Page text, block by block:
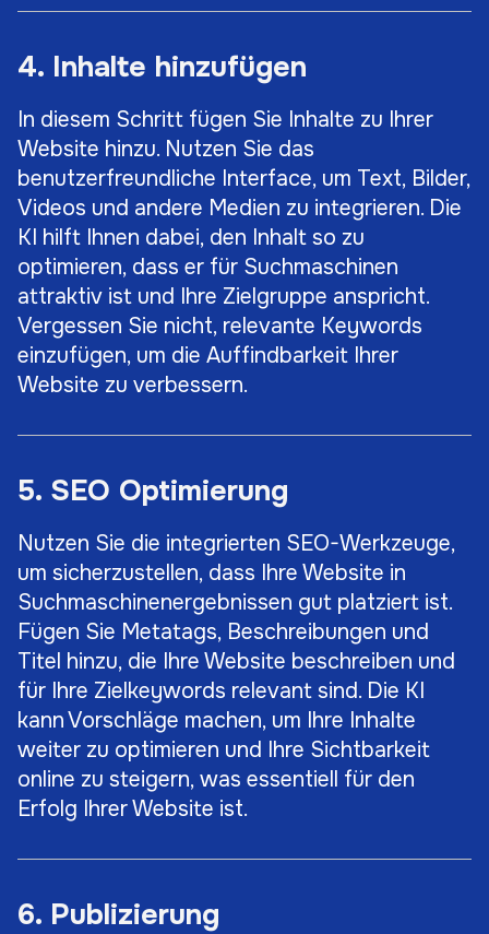
4. Inhalte hinzufügen
In diesem Schritt fügen Sie Inhalte zu Ihrer
Website hinzu. Nutzen Sie das
benutzerfreundliche Interface, um Text, Bilder,
Videos und andere Medien zu integrieren. Die
KI hilft Ihnen dabei, den Inhalt so zu
optimieren, dass er für Suchmaschinen
attraktiv ist und Ihre Zielgruppe anspricht.
Vergessen Sie nicht, relevante Keywords
einzufügen, um die Auffindbarkeit Ihrer
Website zu verbessern.
5. SEO Optimierung
Nutzen Sie die integrierten SEO-Werkzeuge,
um sicherzustellen, dass Ihre Website in
Suchmaschinenergebnissen gut platziert ist.
Fügen Sie Metatags, Beschreibungen und
Titel hinzu, die Ihre Website beschreiben und
für Ihre Zielkeywords relevant sind. Die KI
kann Vorschläge machen, um Ihre Inhalte
weiter zu optimieren und Ihre Sichtbarkeit
online zu steigern, was essentiell für den
Erfolg Ihrer Website ist.
6. Publizierung